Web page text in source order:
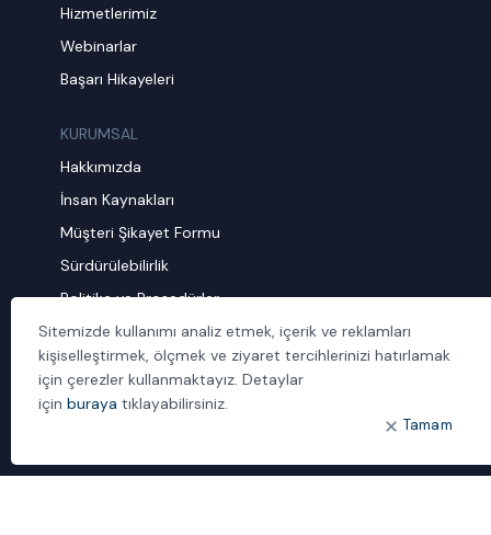
Hizmetlerimiz
Webinarlar
Başarı Hikayeleri
KURUMSAL
Hakkımızda
İnsan Kaynakları
Müşteri Şikayet Formu
Sürdürülebilirlik
Politika ve Prosedürler
İletişim
ÖNE ÇIKANLAR
Bulut Dönüşümü
Sitemizde kullanımı analiz etmek, içerik ve reklamları
kişiselleştirmek, ölçmek ve ziyaret tercihlerinizi hatırlamak
için çerezler kullanmaktayız. Detaylar
için buraya tıklayabilirsiniz.
Tamam